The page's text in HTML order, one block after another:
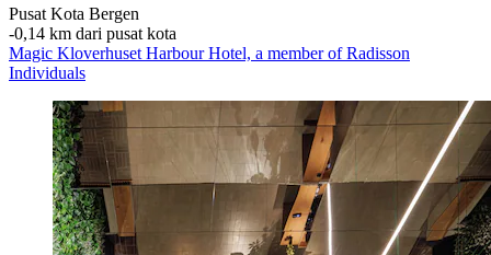
Pusat Kota Bergen
‐0,14 km dari pusat kota
Magic Kloverhuset Harbour Hotel, a member of Radisson
Individuals